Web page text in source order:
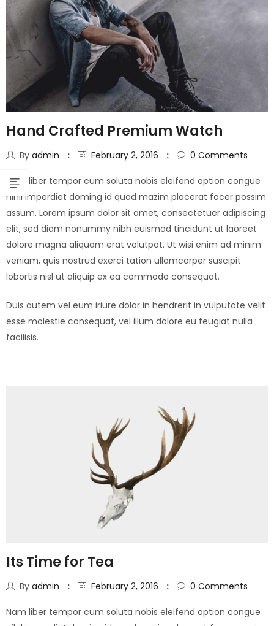
Hand Crafted Premium Watch
By admin February 2, 2016 0 Comments
Nam liber tempor cum soluta nobis eleifend option congue
nihil imperdiet doming id quod mazim placerat facer possim
assum. Lorem ipsum dolor sit amet, consectetuer adipiscing
elit, sed diam nonummy nibh euismod tincidunt ut laoreet
dolore magna aliquam erat volutpat. Ut wisi enim ad minim
veniam, quis nostrud exerci tation ullamcorper suscipit
lobortis nisl ut aliquip ex ea commodo consequat.
Duis autem vel eum iriure dolor in hendrerit in vulputate velit
esse molestie consequat, vel illum dolore eu feugiat nulla
facilisis.
Its Time for Tea
By admin February 2, 2016 0 Comments
Nam liber tempor cum soluta nobis eleifend option congue